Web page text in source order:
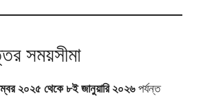
সময়সীমা
২০২৫ থেকে ৮ই জানুয়ারি ২০২৬পর্যন্ত